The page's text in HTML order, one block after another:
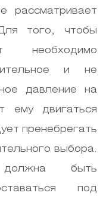
рассматривает
того, чтобы
необходимо
и не
давление на
ему двигаться
пренебрегать
выбора.
быть
под